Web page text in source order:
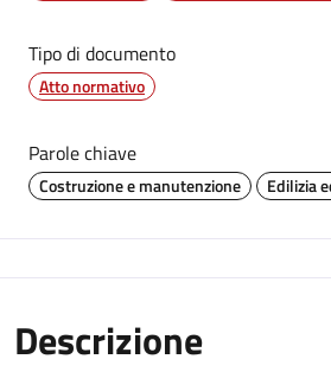
Tipo di documento
Atto normativo
Parole chiave
Costruzione e manutenzione Edilizia
Descrizione